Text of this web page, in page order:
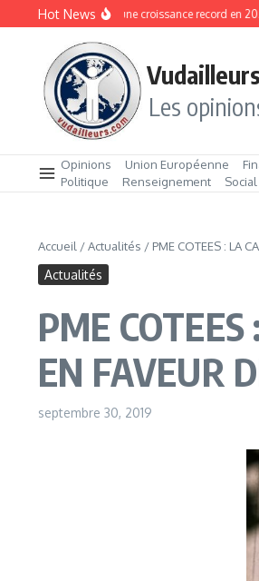
Aller au contenu
Hot News
affiche une croissance record en 2026
Les
Opinions Union Européenne
Politique
Renseignement Social
Accueil /Actualités / PME COTEES : LA
Actualités
PME
EN FAVEUR
septembre 30, 2019